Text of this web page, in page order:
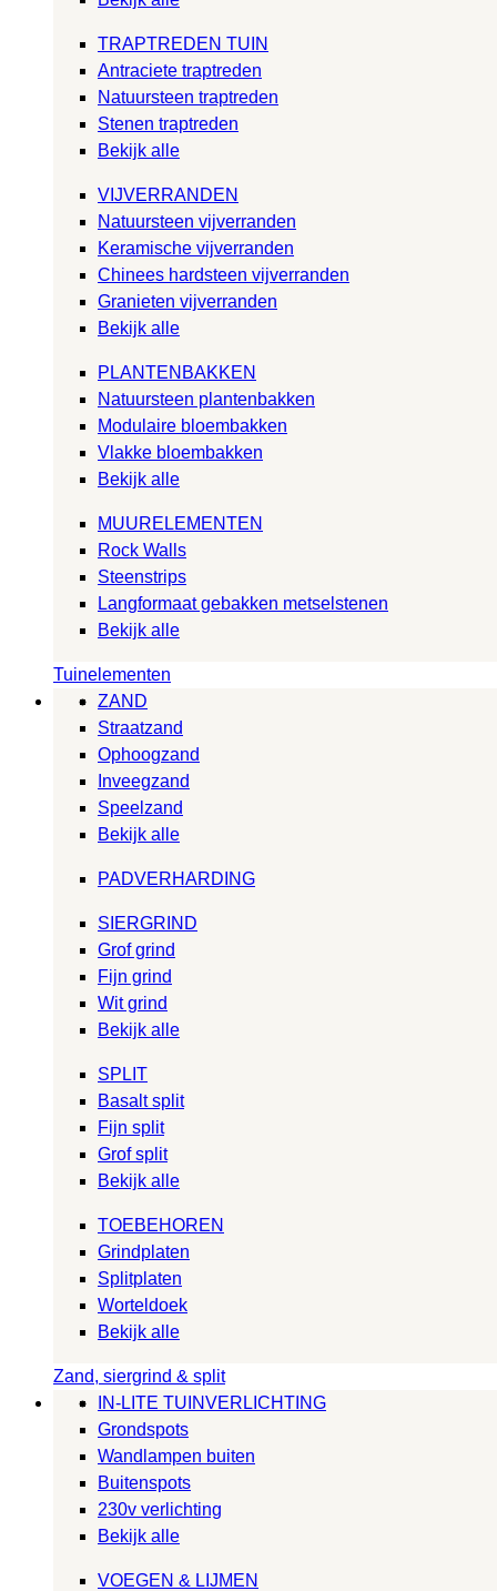
TRAPTREDEN TUIN
Antraciete traptreden
Natuursteen traptreden
Stenen traptreden
Bekijk alle
VIJVERRANDEN
Natuursteen vijverranden
Keramische vijverranden
Chinees hardsteen vijverranden
Granieten vijverranden
Bekijk alle
PLANTENBAKKEN
Natuursteen plantenbakken
Modulaire bloembakken
Vlakke bloembakken
Bekijk alle
MUURELEMENTEN
Rock Walls
Steenstrips
Langformaat gebakken metselstenen
Bekijk alle
Tuinelementen
ZAND
Straatzand
Ophoogzand
Inveegzand
Speelzand
Bekijk alle
PADVERHARDING
SIERGRIND
Grof grind
Fijn grind
Wit grind
Bekijk alle
SPLIT
Basalt split
Fijn split
Grof split
Bekijk alle
TOEBEHOREN
Grindplaten
Splitplaten
Worteldoek
Bekijk alle
Zand, siergrind & split
IN-LITE TUINVERLICHTING
Grondspots
Wandlampen buiten
Buitenspots
230v verlichting
Bekijk alle
VOEGEN & LIJMEN